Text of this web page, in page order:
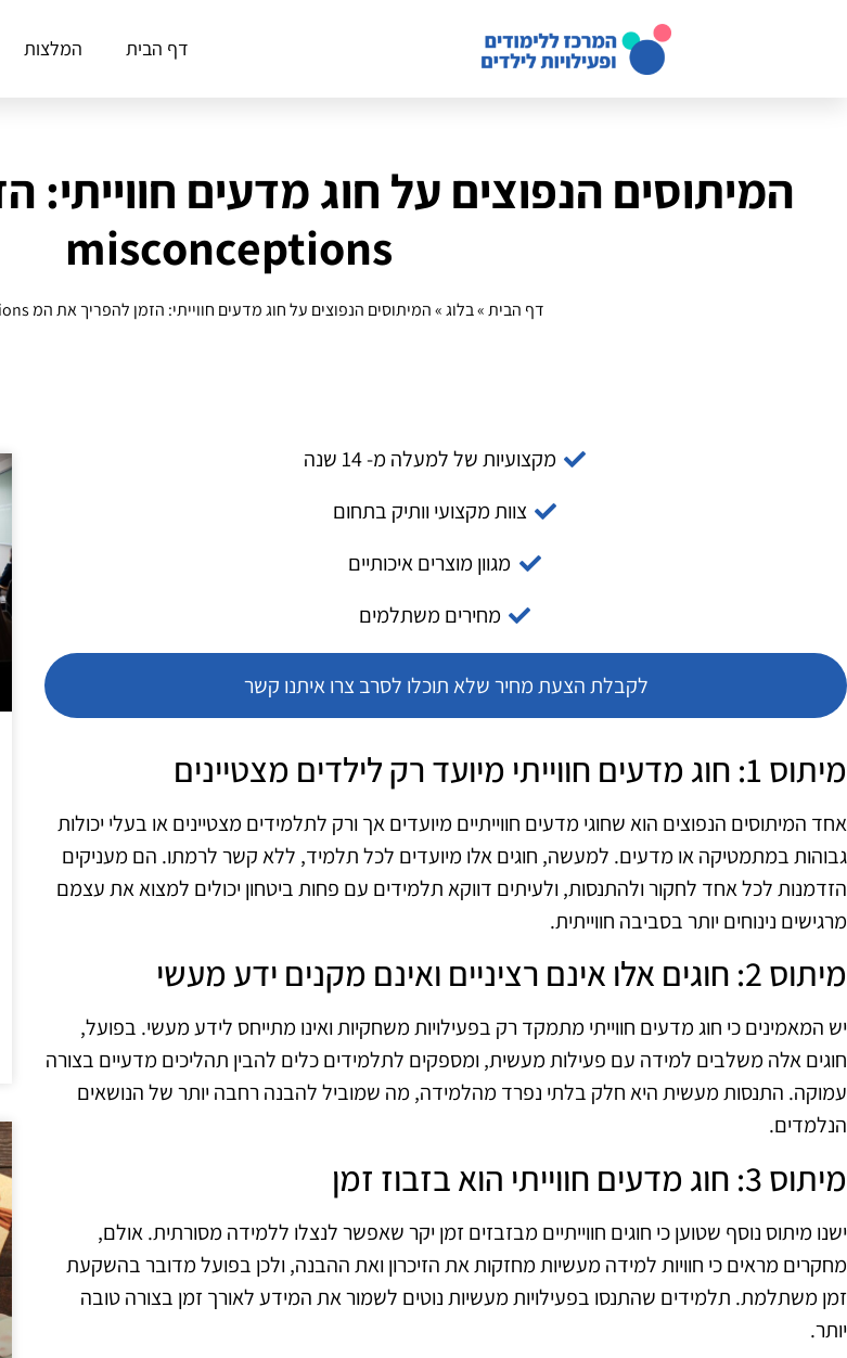
דף הבית המלצות
המיתוסים הנפוצים על חוג מדעים
misconceptions
דף הבית»בלוג»המיתוסים הנפוצים על חוג מדעים חווייתי: הזמן להפריך את המ misconceptions
מקצועיות של למעלה מ- 14 שנה
צוות מקצועי וותיק בתחום
מגוון מוצרים איכותיים
מחירים משתלמים
לקבלת הצעת מחיר שלא תוכלו לסרב צרו איתנו קשר
מיתוס 1: חוג מדעים חווייתי מיועד רק לילדים מצטיינים
אחד המיתוסים הנפוצים הוא שחוגי מדעים חווייתיים מיועדים אך ורק לתלמידים מצטיינים או בעלי יכולות
גבוהות במתמטיקה או מדעים. למעשה, חוגים אלו מיועדים לכל תלמיד, ללא קשר לרמתו. הם מעניקים
הזדמנות לכל אחד לחקור ולהתנסות, ולעיתים דווקא תלמידים עם פחות ביטחון יכולים למצוא את עצמם
מרגישים נינוחים יותר בסביבה חווייתית.
מיתוס 2: חוגים אלו אינם רציניים ואינם מקנים ידע מעשי
יש המאמינים כי חוג מדעים חווייתי מתמקד רק בפעילויות משחקיות ואינו מתייחס לידע מעשי. בפועל,
חוגים אלה משלבים למידה עם פעילות מעשית, ומספקים לתלמידים כלים להבין תהליכים מדעיים בצורה
עמוקה. התנסות מעשית היא חלק בלתי נפרד מהלמידה, מה שמוביל להבנה רחבה יותר של הנושאים
הנלמדים.
מיתוס 3: חוג מדעים חווייתי הוא בזבוז זמן
ישנו מיתוס נוסף שטוען כי חוגים חווייתיים מבזבזים זמן יקר שאפשר לנצלו ללמידה מסורתית. אולם,
מחקרים מראים כי חוויות למידה מעשיות מחזקות את הזיכרון ואת ההבנה, ולכן בפועל מדובר בהשקעת
זמן משתלמת. תלמידים שהתנסו בפעילויות מעשיות נוטים לשמור את המידע לאורך זמן בצורה טובה
יותר.